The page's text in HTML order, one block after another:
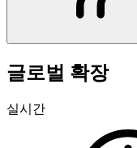
글로벌 확장
실시간